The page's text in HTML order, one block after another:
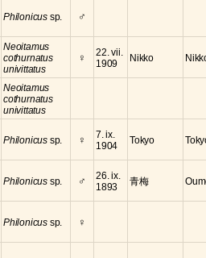
Philonicus sp. ♂
Neoitamus
cothurnatus
univittatus
♀
22. vii.
1909
Nikko
Neoitamus
cothurnatus
univittatus
Philonicus sp. ♀
7. ix.
1904
Tokyo
Philonicus sp. ♂
26. ix.
1893
青梅
Philonicus sp. ♀